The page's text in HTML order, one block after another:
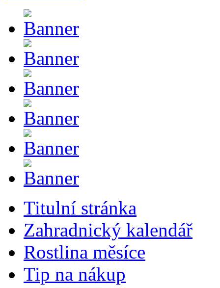
Titulní stránka
Zahradnický kalendář
Rostlina měsíce
Tip na nákup